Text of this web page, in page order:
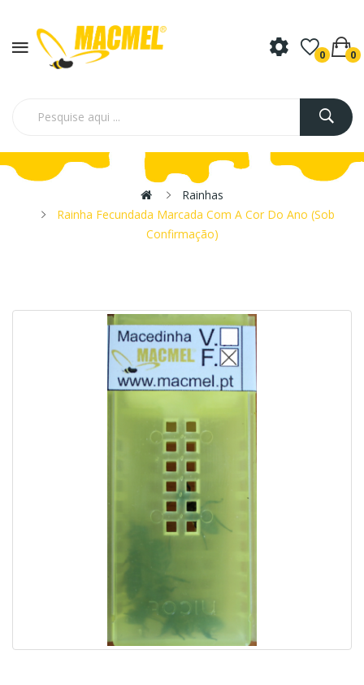
0 0
Rainhas
Rainha Fecundada Marcada Com A Cor Do Ano (sob
Confirmação)